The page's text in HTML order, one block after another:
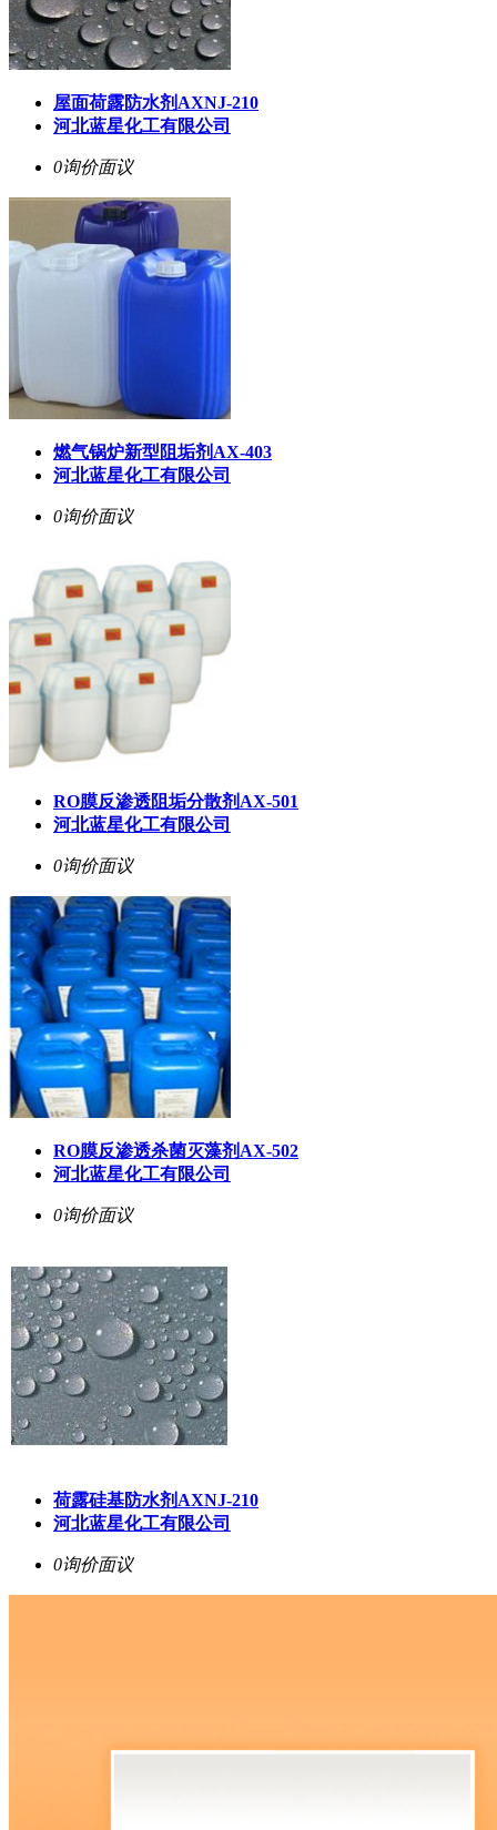
屋面荷露防水剂AXNJ-210
河北蓝星化工有限公司
0询价面议
燃气锅炉新型阻垢剂AX-403
河北蓝星化工有限公司
0询价面议
RO膜反渗透阻垢分散剂AX-501
河北蓝星化工有限公司
0询价面议
RO膜反渗透杀菌灭藻剂AX-502
河北蓝星化工有限公司
0询价面议
荷露硅基防水剂AXNJ-210
河北蓝星化工有限公司
0询价面议